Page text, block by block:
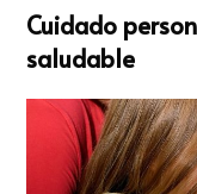
Cuidado
saludable